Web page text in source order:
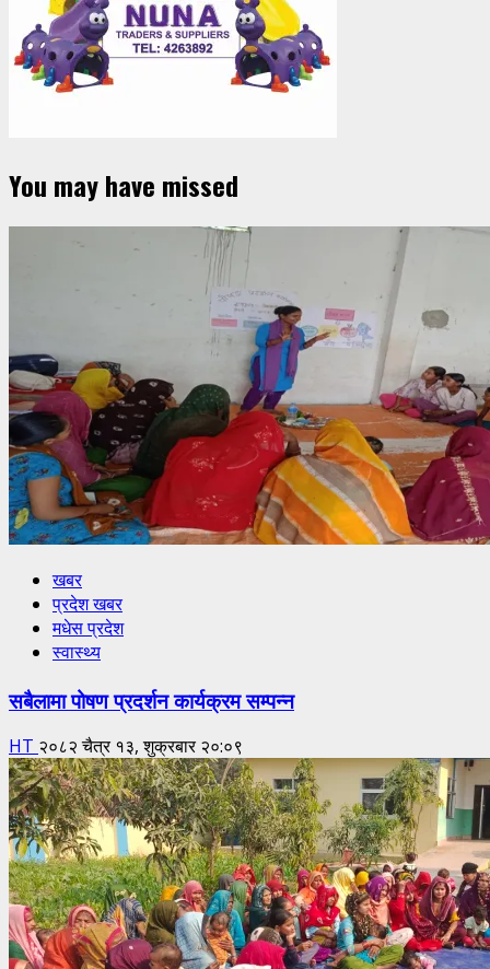
You may have missed
खबर
प्रदेश खबर
मधेस प्रदेश
स्वास्थ्य
सबैलामा पोषण प्रदर्शन कार्यक्रम सम्पन्न
HT २०८२ चैत्र १३, शुक्रबार २०:०९